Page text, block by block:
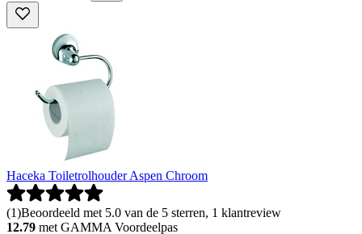
Haceka Toiletrolhouder Aspen Chroom
(1)Beoordeeld met 5.0 van de 5 sterren, 1 klantreview
12.79 met GAMMA Voordeelpas